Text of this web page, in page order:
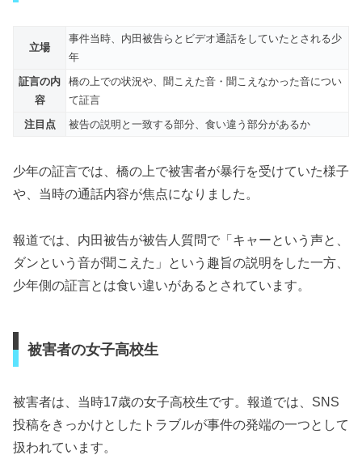
立場
事件当時、内田被告らとビデオ通話をしていたとされる少
年
証言の内
容
橋の上での状況や、聞こえた音・聞こえなかった音につい
て証言
注目点
被告の説明と一致する部分、食い違う部分があるか
少年の証言では、橋の上で被害者が暴行を受けていた様子
や、当時の通話内容が焦点になりました。
報道では、内田被告が被告人質問で「キャーという声と、
ダンという音が聞こえた」という趣旨の説明をした一方、
少年側の証言とは食い違いがあるとされています。
被害者の女子高校生
被害者は、当時17歳の女子高校生です。報道では、SNS
投稿をきっかけとしたトラブルが事件の発端の一つとして
扱われています。